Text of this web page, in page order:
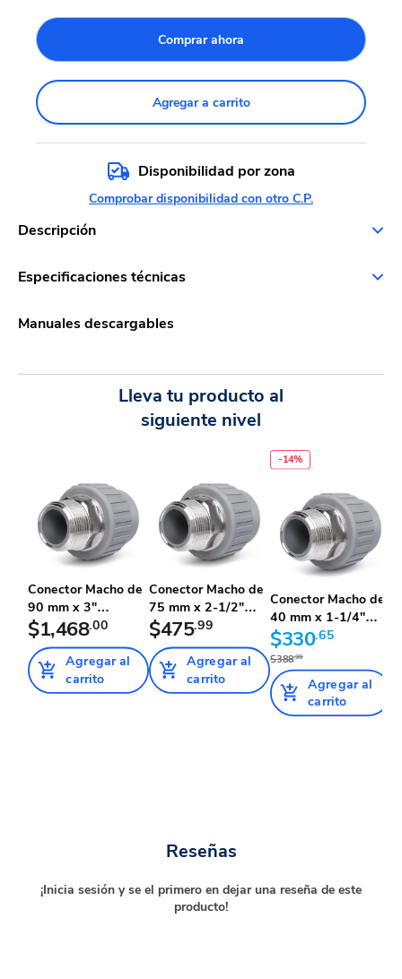
Comprar ahora
Agregar a carrito
Disponibilidad por zona
Comprobar disponibilidad con otro C.P.
Descripción
Especificaciones técnicas
Manuales descargables
Lleva tu producto al
siguiente nivel
Conector Macho de
90 mm x 3"
Tuboplus Al...
$1,468.00
Agregar al
carrito
Conector Macho de
75 mm x 2-1/2"
Tuboplu...
$475.99
Agregar al
carrito
-14%
Conector Macho de
40 mm x 1-1/4"
Tuboplu...
$330.65
$388.99
Agregar al
carrito
Reseñas
¡Inicia sesión y se el primero en dejar una reseña de este
producto!